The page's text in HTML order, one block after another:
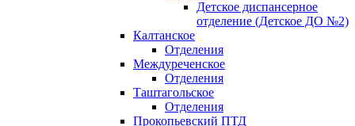
Детское диспансерное
отделение (Детское ДО №2)
Калтанское
Отделения
Междуреченское
Отделения
Таштагольское
Отделения
Прокопьевский ПТД